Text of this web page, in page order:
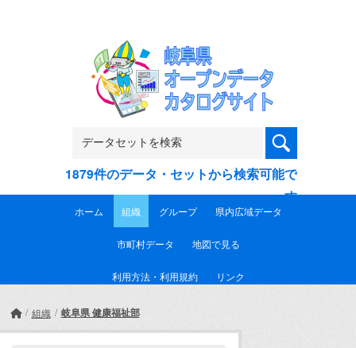
1879件のデータ・セットから検索可能で
す
ホーム 組織 グループ 県内広域データ
市町村データ 地図で見る
利用方法・利用規約 リンク
組織 岐阜県 健康福祉部